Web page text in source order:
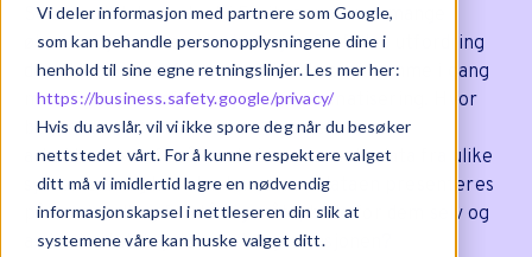
Vi deler informasjon med partnere som Google,
som kan behandle personopplysningene dine i
henhold til sine egne retningslinjer. Les mer her:
https://business.safety.google/privacy/
Hvis du avslår, vil vi ikke spore deg når du besøker
nettstedet vårt. For å kunne respektere valget
ditt må vi imidlertid lagre en nødvendig
informasjonskapsel i nettleseren din slik at
systemene våre kan huske valget ditt.
Som innsiktskonsulent i Exsitec møter vi mange
økonomisjefer fra ulike bransjer. En felles utfordring
de ofte står overfor er hvordan de skal komme i gang
med digital transformasjon og automatisering. Hvor
begynner de? Hvordan kan de effektivisere
arbeidsrutiner for å samle inn relevante data fra ulike
systemer? Og hvordan kan denne dataen presenteres
på en visuell og forståelig måte, både for dem selv og
andre beslutningstakere i organisasjonen?